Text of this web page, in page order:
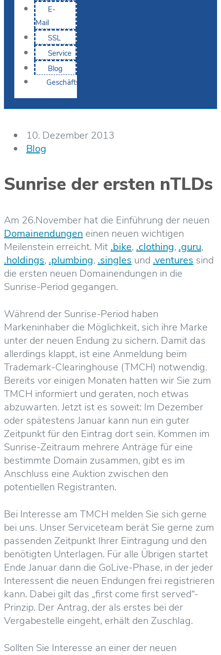
E-
Mail
SSL
Service
Blog
Geschäftskunden
10. Dezember 2013
Blog
Sunrise der ersten nTLDs
Am 26.November hat die Einführung der neuen
Domainendungen einen neuen wichtigen
Meilenstein erreicht. Mit .bike, .clothing, .guru,
.holdings, .plumbing, .singles und .ventures sind
die ersten neuen Domainendungen in die
Sunrise-Period gegangen.
Während der Sunrise-Period haben
Markeninhaber die Möglichkeit, sich ihre Marke
unter der neuen Endung zu sichern. Damit das
allerdings klappt, ist eine Anmeldung beim
Trademark-Clearinghouse (TMCH) notwendig.
Bereits vor einigen Monaten hatten wir Sie zum
TMCH informiert und geraten, noch etwas
abzuwarten. Jetzt ist es soweit: Im Dezember
oder spätestens Januar kann nun ein guter
Zeitpunkt für den Eintrag dort sein. Kommen im
Sunrise-Zeitraum mehrere Anträge für eine
bestimmte Domain zusammen, gibt es im
Anschluss eine Auktion zwischen den
potentiellen Registranten.
Bei Interesse am TMCH melden Sie sich gerne
bei uns. Unser Serviceteam berät Sie gerne zum
passenden Zeitpunkt Ihrer Eintragung und den
benötigten Unterlagen. Für alle Übrigen startet
Ende Januar dann die GoLive-Phase, in der jeder
Interessent die neuen Endungen frei registrieren
kann. Dabei gilt das „first come first served“-
Prinzip. Der Antrag, der als erstes bei der
Vergabestelle eingeht, erhält den Zuschlag.
Sollten Sie Interesse an einer der neuen